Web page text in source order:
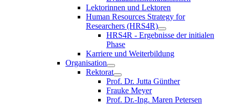
Lektorinnen und Lektoren
Human Resources Strategy for
Researchers (HRS4R)
HRS4R - Ergebnisse der initialen
Phase
Karriere und Weiterbildung
Organisation
Rektorat
Prof. Dr. Jutta Günther
Frauke Meyer
Prof. Dr.-Ing. Maren Petersen